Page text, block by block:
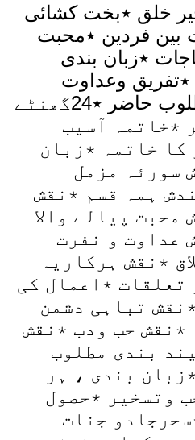
خلق ٭بخت کشائی
بین فردین ٭محبت
٭زبان بندی
وعداوت
٭36گھنٹے میں مطلوب حاضر ٭24گھنٹے
٭خاتمہ آسیب
کا خاتمہ ٭زبان
سورئہ مزمل
ہمہ قسم ٭نقش
محبت پیالے والا
عداوت و نفرت
٭نقش ہرکاریہ
تعلقات ٭اعمال کی
تباہی دشمن
٭نقش حب ودب ٭نقش
بندی مطلوب
بندی ، ہر
وتسخیر ٭حصول
جنات